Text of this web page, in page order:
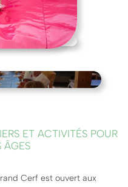
ET ACTIVITÉS POUR
ÂGES
Cerf est ouvert aux